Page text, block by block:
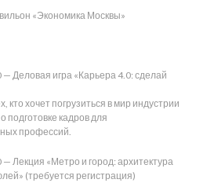
«Экономика Москвы»
— Деловая игра «Карьера 4.0: сделай
кто хочет погрузиться в мир индустрии
подготовке кадров для
профессий.
— Лекция «Метро и город: архитектура
(требуется регистрация)